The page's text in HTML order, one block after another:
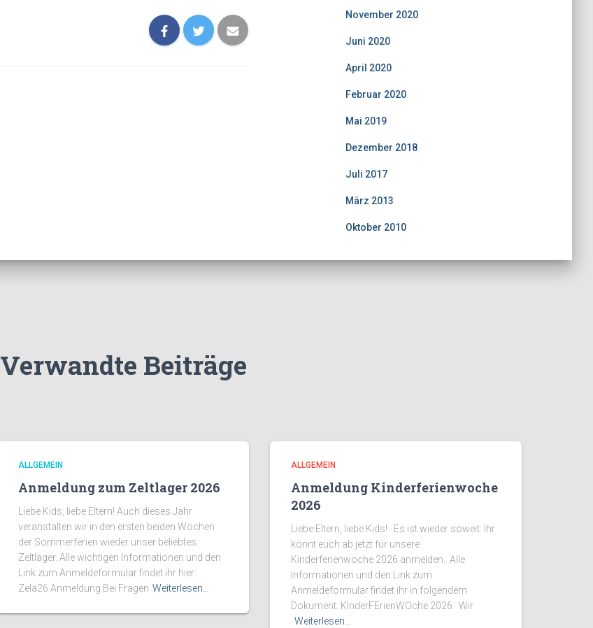
November 2020
Juni 2020
April 2020
Februar 2020
Mai 2019
Dezember 2018
Juli 2017
März 2013
Oktober 2010
Verwandte Beiträge
ALLGEMEIN
Anmeldung zum Zeltlager 2026
Liebe Kids, liebe Eltern! Auch dieses Jahr
veranstalten wir in den ersten beiden Wochen
der Sommerferien wieder unser beliebtes
Zeltlager. Alle wichtigen Informationen und den
Link zum Anmeldeformular findet ihr hier:
Zela26 Anmeldung Bei Fragen Weiterlesen…
ALLGEMEIN
Anmeldung Kinderferienwoche
2026
Liebe Eltern, liebe Kids! Es ist wieder soweit: Ihr
könnt euch ab jetzt für unsere
Kinderferienwoche 2026 anmelden. Alle
Informationen und den Link zum
Anmeldeformular findet ihr in folgendem
Dokument: KInderFErienWOche 2026 Wir
Weiterlesen…